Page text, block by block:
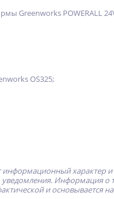
Greenworks POWERALL
OS325;
характер
Информация о
и основывается